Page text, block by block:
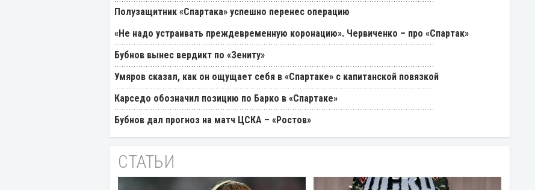
Полузащитник «Спартака» успешно перенес операцию
«Не надо устраивать преждевременную коронацию». Червиченко – про «Спартак»
Бубнов вынес вердикт по «Зениту»
Умяров сказал, как он ощущает себя в «Спартаке» с капитанской повязкой
Карседо обозначил позицию по Барко в «Спартаке»
Бубнов дал прогноз на матч ЦСКА – «Ростов»
СТАТЬИ